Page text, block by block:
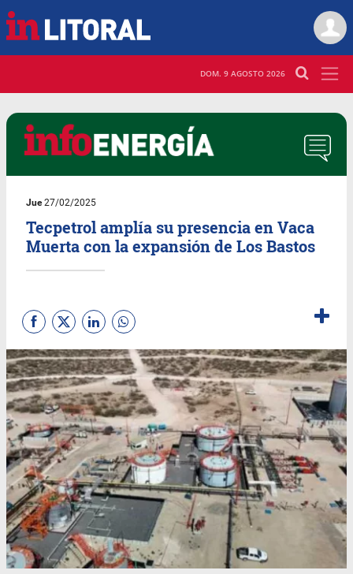
DOM. 9 AGOSTO 2026
Jue27/02/2025
Tecpetrol amplía su presencia en Vaca
Muerta con la expansión de Los Bastos